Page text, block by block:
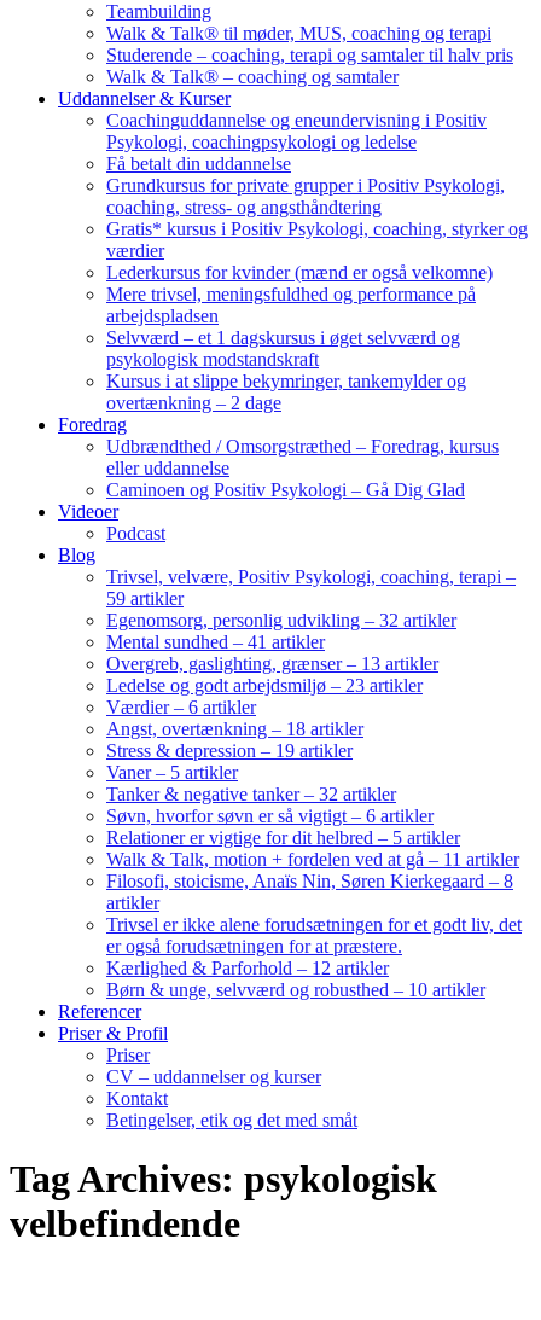
Teambuilding
Walk & Talk® til møder, MUS, coaching og terapi
Studerende – coaching, terapi og samtaler til halv pris
Walk & Talk® – coaching og samtaler
Uddannelser & Kurser
Coachinguddannelse og eneundervisning i Positiv
Psykologi, coachingpsykologi og ledelse
Få betalt din uddannelse
Grundkursus for private grupper i Positiv Psykologi,
coaching, stress- og angsthåndtering
Gratis* kursus i Positiv Psykologi, coaching, styrker og
værdier
Lederkursus for kvinder (mænd er også velkomne)
Mere trivsel, meningsfuldhed og performance på
arbejdspladsen
Selvværd – et 1 dagskursus i øget selvværd og
psykologisk modstandskraft
Kursus i at slippe bekymringer, tankemylder og
overtænkning – 2 dage
Foredrag
Udbrændthed / Omsorgstræthed – Foredrag, kursus
eller uddannelse
Caminoen og Positiv Psykologi – Gå Dig Glad
Videoer
Podcast
Blog
Trivsel, velvære, Positiv Psykologi, coaching, terapi –
59 artikler
Egenomsorg, personlig udvikling – 32 artikler
Mental sundhed – 41 artikler
Overgreb, gaslighting, grænser – 13 artikler
Ledelse og godt arbejdsmiljø – 23 artikler
Værdier – 6 artikler
Angst, overtænkning – 18 artikler
Stress & depression – 19 artikler
Vaner – 5 artikler
Tanker & negative tanker – 32 artikler
Søvn, hvorfor søvn er så vigtigt – 6 artikler
Relationer er vigtige for dit helbred – 5 artikler
Walk & Talk, motion + fordelen ved at gå – 11 artikler
Filosofi, stoicisme, Anaïs Nin, Søren Kierkegaard – 8
artikler
Trivsel er ikke alene forudsætningen for et godt liv, det
er også forudsætningen for at præstere.
Kærlighed & Parforhold – 12 artikler
Børn & unge, selvværd og robusthed – 10 artikler
Referencer
Priser & Profil
Priser
CV – uddannelser og kurser
Kontakt
Betingelser, etik og det med småt
Tag Archives: psykologisk
velbefindende